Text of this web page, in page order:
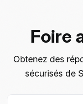
Foire
Obtenez des
sécurisés de